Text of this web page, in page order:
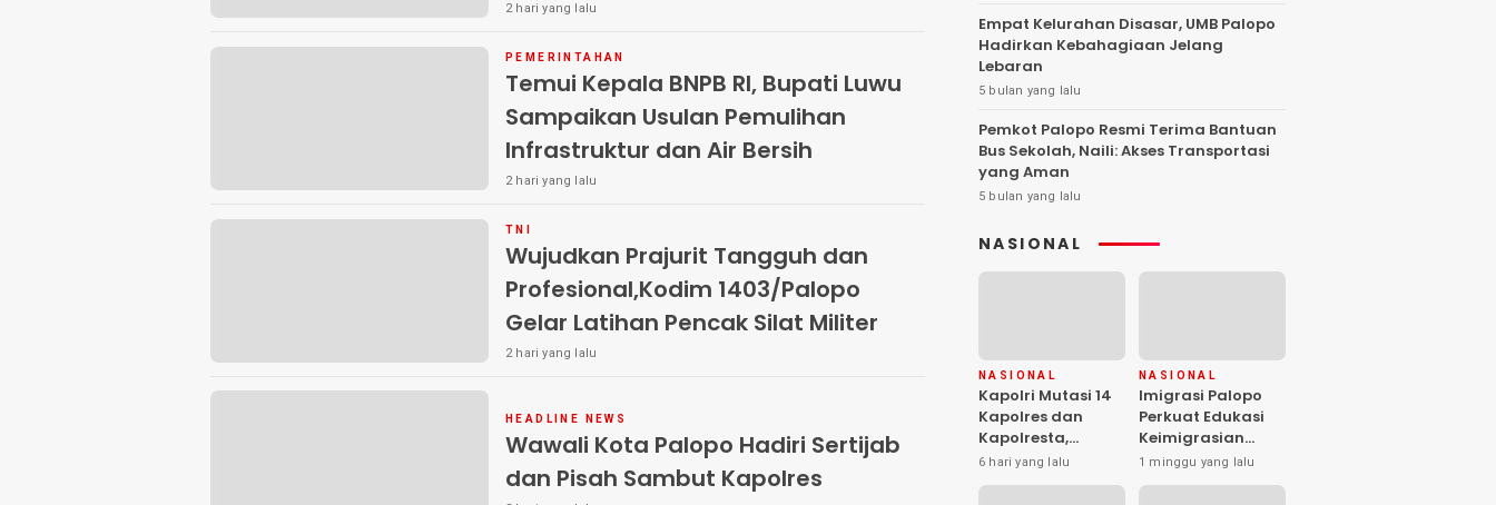
2 hari yang lalu
PEMERINTAHAN
Temui Kepala BNPB RI, Bupati Luwu
Sampaikan Usulan Pemulihan
Infrastruktur dan Air Bersih
2 hari yang lalu
TNI
Wujudkan Prajurit Tangguh dan
Profesional,Kodim 1403/Palopo
Gelar Latihan Pencak Silat Militer
2 hari yang lalu
HEADLINE NEWS
Wawali Kota Palopo Hadiri Sertijab
dan Pisah Sambut Kapolres
Empat Kelurahan Disasar, UMB Palopo
Hadirkan Kebahagiaan Jelang
Lebaran
5 bulan yang lalu
Pemkot Palopo Resmi Terima Bantuan
Bus Sekolah, Naili: Akses Transportasi
yang Aman
5 bulan yang lalu
NASIONAL
NASIONAL
Kapolri Mutasi 14
Kapolres dan
Kapolresta,
Kombes Pol Safi’i
6 hari yang lalu
NASIONAL
Imigrasi Palopo
Perkuat Edukasi
Keimigrasian
Lewat Sosialisasi
1 minggu yang lalu